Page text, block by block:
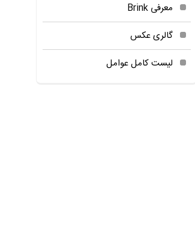
معرفی Brink
گالری عکس
لیست کامل عوامل